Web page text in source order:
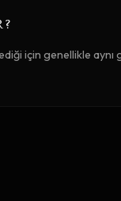
için genellikle aynı